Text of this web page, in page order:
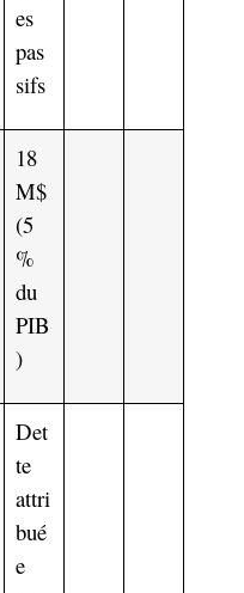
es
pas
sifs
18
M$
(5
%
du
PIB
)
Det
te
attri
bué
e